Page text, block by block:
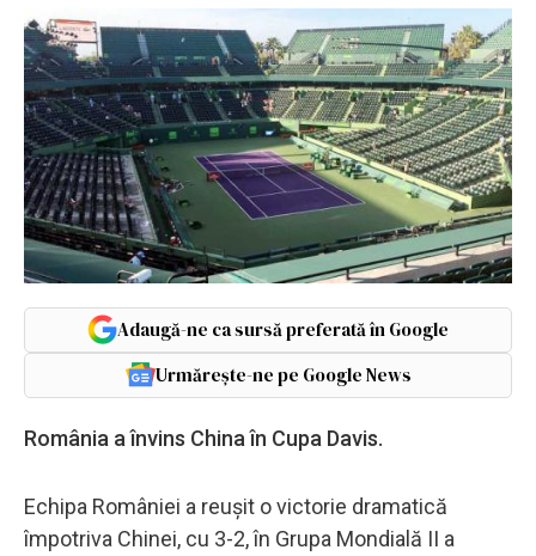
Adaugă-ne ca sursă preferată în Google
Urmărește-ne pe Google News
România a învins China în Cupa Davis.
Echipa României a reușit o victorie dramatică
împotriva Chinei, cu 3-2, în Grupa Mondială II a